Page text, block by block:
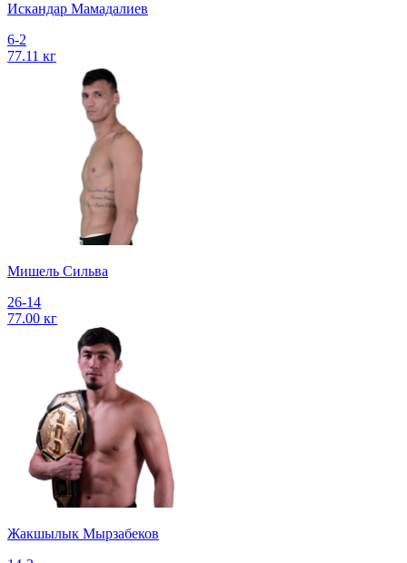
Искандар Мамадалиев
6-2
77.11 кг
Мишель Сильва
26-14
77.00 кг
Жакшылык Мырзабеков